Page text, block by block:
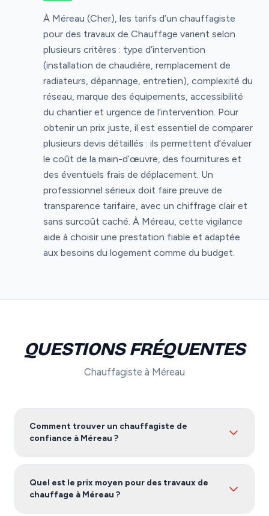
À Méreau (Cher), les tarifs d’un chauffagiste
pour des travaux de Chauffage varient selon
plusieurs critères : type d’intervention
(installation de chaudière, remplacement de
radiateurs, dépannage, entretien), complexité du
réseau, marque des équipements, accessibilité
du chantier et urgence de l’intervention. Pour
obtenir un prix juste, il est essentiel de comparer
plusieurs devis détaillés : ils permettent d’évaluer
le coût de la main-d’œuvre, des fournitures et
des éventuels frais de déplacement. Un
professionnel sérieux doit faire preuve de
transparence tarifaire, avec un chiffrage clair et
sans surcoût caché. À Méreau, cette vigilance
aide à choisir une prestation fiable et adaptée
aux besoins du logement comme du budget.
QUESTIONS FRÉQUENTES
Chauffagiste à Méreau
Comment trouver un chauffagiste de
confiance à Méreau ?
Pour trouver un chauffagiste fiable à Méreau, nous
Notre service vous met en relation avec des artisans
certifiés et vérifiés dans le Cher, gratuitement et sans
Quel est le prix moyen pour des travaux de
chauffage à Méreau ?